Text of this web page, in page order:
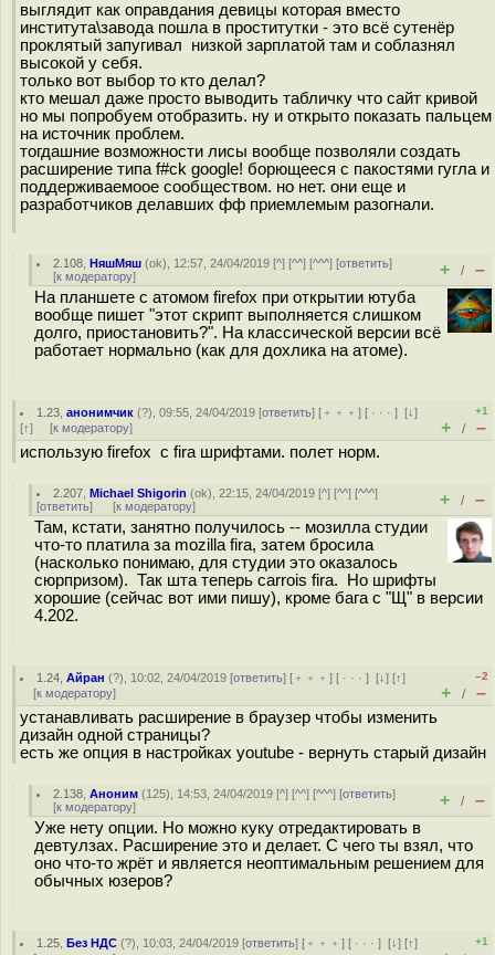
выглядит как оправдания девицы которая вместо
института\завода пошла в проститутки - это всё сутенёр
проклятый запугивал низкой зарплатой там и соблазнял
высокой у себя.
только вот выбор то кто делал?
кто мешал даже просто выводить табличку что сайт кривой
но мы попробуем отобразить. ну и открыто показать пальцем
на источник проблем.
тогдашние возможности лисы вообще позволяли создать
расширение типа f#ck google! борющееся с пакостями гугла и
поддерживаемоое сообществом. но нет. они еще и
разработчиков делавших фф приемлемым разогнали.
2.108 ,НяшМяш (ok), 12:57, 24/04/2019 [^] [^^] [^^^] [ответить]
[к модератору] + / –
На планшете с атомом firefox при открытии ютуба
вообще пишет "этот скрипт выполняется слишком
долго, приостановить?". На классической версии всё
работает нормально (как для дохлика на атоме).
1.23 ,анонимчик (?), 09:55, 24/04/2019 [ответить] [ ﹢﹢﹢] [ · · ·][↓]
[↑] [к модератору]
+1
+ / –
использую firefox с fira шрифтами. полет норм.
2.207 ,Michael Shigorin (ok), 22:15, 24/04/2019 [^] [^^] [^^^]
[ответить] [к модератору] + / –
Там, кстати, занятно получилось -- мозилла студии
что-то платила за mozilla fira, затем бросила
(насколько понимаю, для студии это оказалось
сюрпризом). Так шта теперь carrois fira. Но шрифты
хорошие (сейчас вот ими пишу), кроме бага с "Щ" в версии
4.202.
1.24 ,Айран (?), 10:02, 24/04/2019 [ответить] [ ﹢﹢﹢] [ · · ·][↓] [↑]
[к модератору]
–2
+ / –
устанавливать расширение в браузер чтобы изменить
дизайн одной страницы?
есть же опция в настройках youtube - вернуть старый дизайн
2.138 ,Аноним (125), 14:53, 24/04/2019 [^] [^^] [^^^] [ответить]
[к модератору] + / –
Уже нету опции. Но можно куку отредактировать в
девтулзах. Расширение это и делает. С чего ты взял, что
оно что-то жрёт и является неоптимальным решением для
обычных юзеров?
1.25 ,Без НДС (?), 10:03, 24/04/2019 [ответить] [ ﹢﹢﹢] [ · · ·][↓] [↑]
+1